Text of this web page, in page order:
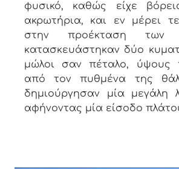
φυσικό, καθώς είχε
ακρωτήρια, και εν μέρει
στην προέκταση των
κατασκευάστηκαν δύο
μώλοι σαν πέταλο, ύψους
από τον πυθμένα της
δημιούργησαν μία μεγάλη
αφήνοντας μία είσοδο